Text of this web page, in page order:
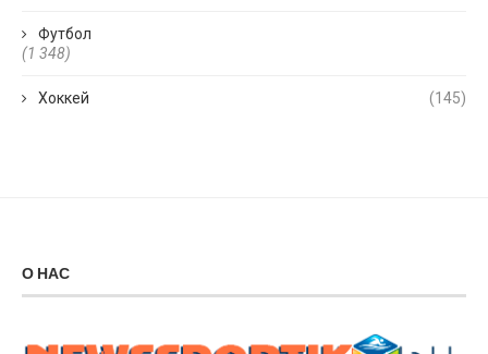
Футбол
(1 348)
Хоккей (145)
О НАС